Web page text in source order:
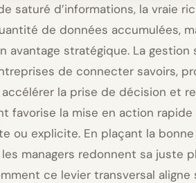
saturé d’informations, la vraie
de données accumulées,
avantage stratégique. La
de connecter savoirs,
la prise de décision et
favorise la mise en action rapide
ou explicite. En plaçant la
managers redonnent sa juste
ce levier transversal